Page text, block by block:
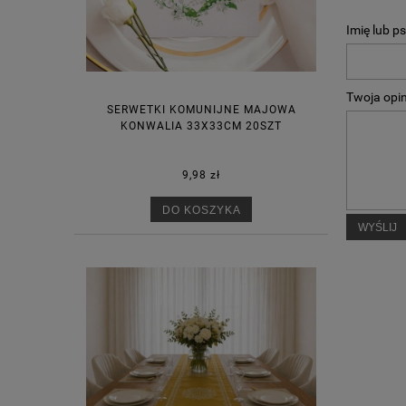
SERWETKI KOMUNIJNE MAJOWA
KONWALIA 33X33CM 20SZT
9,98 zł
DO KOSZYKA
Imię lub
Twoja
WYŚLIJ